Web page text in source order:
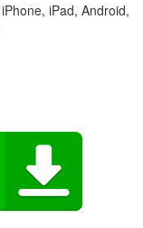
iPhone, iPad, Android,